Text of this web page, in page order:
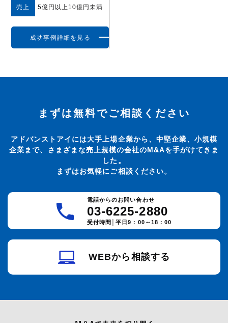
売上 5億円以上10億円未満
成功事例詳細を見る
まずは無料でご相談ください
アドバンストアイには大手上場企業から、中堅企業、小規模
企業まで、さまざまな売上規模の会社のM&Aを手がけてきま
した。
まずはお気軽にご相談ください。
電話からのお問い合わせ
03-6225-2880
受付時間│平日9：00～18：00
WEBから相談する